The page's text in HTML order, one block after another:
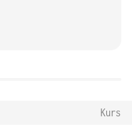
Kurs